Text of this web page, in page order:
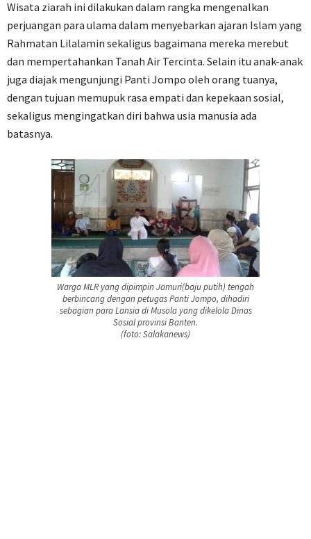
Wisata ziarah ini dilakukan dalam rangka mengenalkan
perjuangan para ulama dalam menyebarkan ajaran Islam yang
Rahmatan Lilalamin sekaligus bagaimana mereka merebut
dan mempertahankan Tanah Air Tercinta. Selain itu anak-anak
juga diajak mengunjungi Panti Jompo oleh orang tuanya,
dengan tujuan memupuk rasa empati dan kepekaan sosial,
sekaligus mengingatkan diri bahwa usia manusia ada
batasnya.
Warga MLR yang dipimpin Jamuri(baju putih) tengah
berbincang dengan petugas Panti Jompo, dihadiri
sebagian para Lansia di Musola yang dikelola Dinas
Sosial provinsi Banten.
(foto: Salakanews)